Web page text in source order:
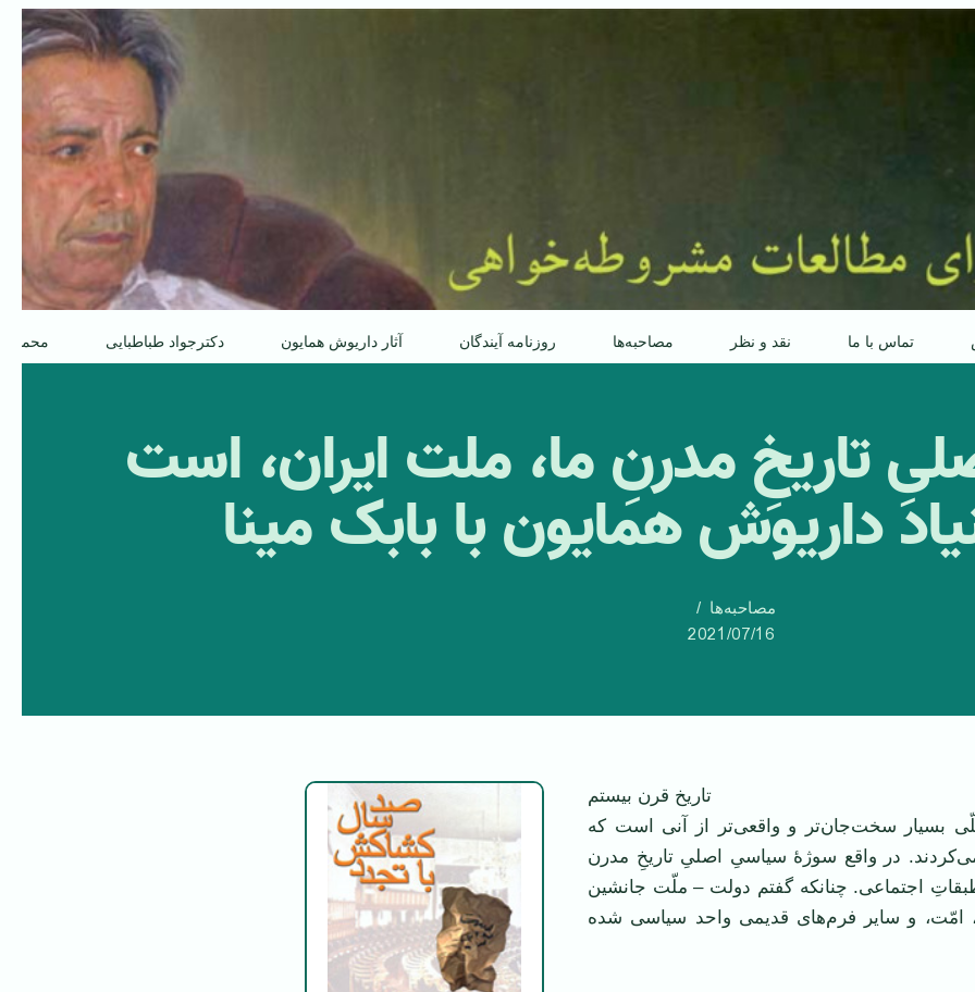
تماس با ما نقد و نظر مصاحبه‌ها روزنامه آیندگان آثار داریوش همایون دکترجواد طباطبایی
تاریخِ مدرنِ ما، ملت ایران، است
داریوش همایون با بابک مینا
مصاحبه‌ها
2021/07/16
قرن بیستم
بسیار سخت‌جان‌تر و واقعی‌تر از آنی است که
در واقع سوژهٔ‌ سیاسیِ اصلیِ تاریخِ مدرن
اجتماعی. چنانکه گفتم دولت – ملّت جانشین
امّت، و سایر فرم‌های قدیمی واحد سیاسی شده